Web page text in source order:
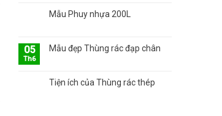
Mẫu Phuy nhựa 200L
05
Th6
Mẫu đẹp Thùng rác đạp chân
Tiện ích của Thùng rác thép